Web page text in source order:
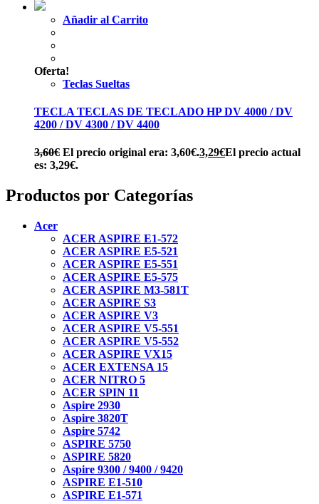
Añadir al Carrito
Oferta!
Teclas Sueltas
TECLA TECLAS DE TECLADO HP DV 4000 / DV
4200 / DV 4300 / DV 4400
3,60€ El precio original era: 3,60€.3,29€El precio actual
es: 3,29€.
Productos por Categorías
Acer
ACER ASPIRE E1-572
ACER ASPIRE E5-521
ACER ASPIRE E5-551
ACER ASPIRE E5-575
ACER ASPIRE M3-581T
ACER ASPIRE S3
ACER ASPIRE V3
ACER ASPIRE V5-551
ACER ASPIRE V5-552
ACER ASPIRE VX15
ACER EXTENSA 15
ACER NITRO 5
ACER SPIN 11
Aspire 2930
Aspire 3820T
Aspire 5742
ASPIRE 5750
ASPIRE 5820
Aspire 9300 / 9400 / 9420
ASPIRE E1-510
ASPIRE E1-571